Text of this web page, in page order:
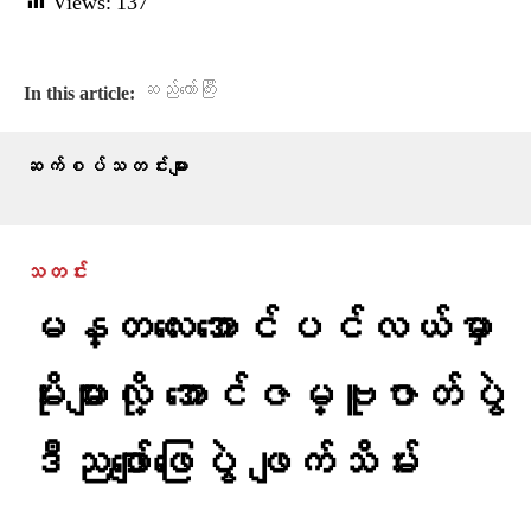
In this article: ဆည်တော်ကြီး
ဆက်စပ်သတင်းများ
သတင်း
မန္တလေးအောင်ပင်လယ်မှာ
မိုးများလို့ အောင်ဇမ္ဗူဇာတ်ပွဲ
ဒီညဖျော်ဖြေပွဲ ဖျက်သိမ်း